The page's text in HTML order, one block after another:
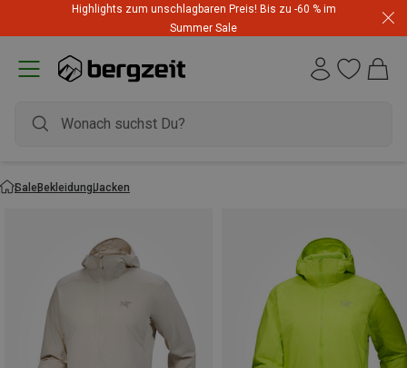
Highlights zum unschlagbaren Preis! Bis zu -60 % im
Summer Sale
SaleBekleidungJacken